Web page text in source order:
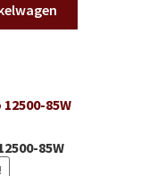
is:
85W